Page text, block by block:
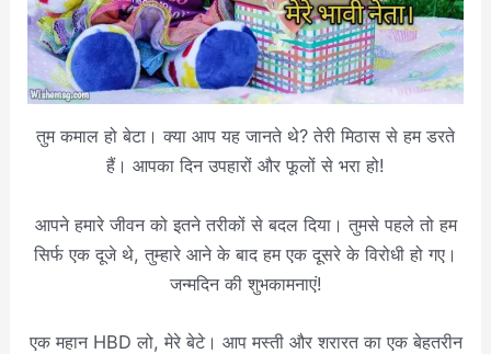
तुम कमाल हो बेटा। क्या आप यह जानते थे? तेरी मिठास से हम डरते
हैं। आपका दिन उपहारों और फूलों से भरा हो!
आपने हमारे जीवन को इतने तरीकों से बदल दिया। तुमसे पहले तो हम
सिर्फ एक दूजे थे, तुम्हारे आने के बाद हम एक दूसरे के विरोधी हो गए।
जन्मदिन की शुभकामनाएं!
एक महान HBD लो, मेरे बेटे। आप मस्ती और शरारत का एक बेहतरीन